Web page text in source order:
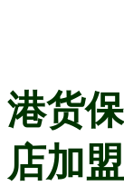
港货
店加